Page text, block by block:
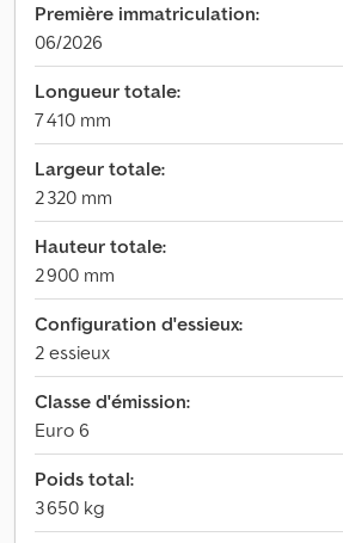
Première immatriculation:
06/2026
Longueur totale:
7 410 mm
Largeur totale:
2 320 mm
Hauteur totale:
2 900 mm
Configuration d'essieux:
2 essieux
Classe d'émission:
Euro 6
Poids total:
3 650 kg